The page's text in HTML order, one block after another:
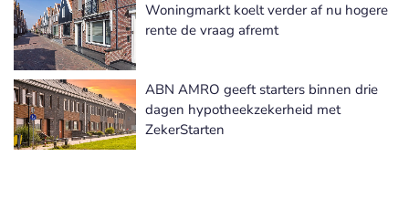
Woningmarkt koelt verder af nu hogere
rente de vraag afremt
ABN AMRO geeft starters binnen drie
dagen hypotheekzekerheid met
ZekerStarten